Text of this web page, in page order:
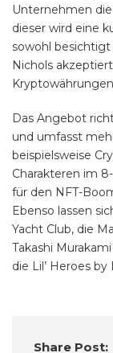
Unternehmen
dieser wird eine
sowohl
Nichols
Das Angebot
und umfasst
beispielsweise
Charakteren im
für den NFT-
Ebenso lassen
Yacht Club, die
Takashi
die Lil’ Heroes
Share Post: